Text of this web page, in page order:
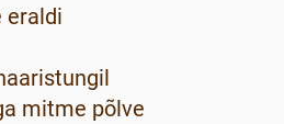
eraldi
mitme põlve